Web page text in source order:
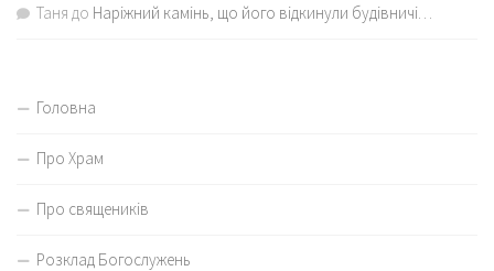
Таня до Наріжний камінь, що його відкинули будівничі…
Головна
Про Храм
Про священиків
Розклад Богослужень